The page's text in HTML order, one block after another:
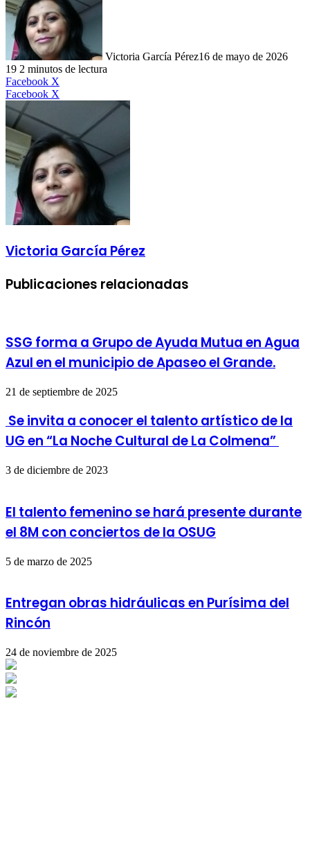
Victoria García Pérez16 de mayo de 2026
19 2 minutos de lectura
Facebook X
Facebook X
electrónico
Victoria García Pérez
Publicaciones relacionadas
SSG forma a Grupo de Ayuda Mutua en Agua
Azul en el municipio de Apaseo el Grande.
21 de septiembre de 2025
Se invita a conocer el talento artístico de la
UG en “La Noche Cultural de La Colmena”
3 de diciembre de 2023
El talento femenino se hará presente durante
el 8M con conciertos de la OSUG
5 de marzo de 2025
Entregan obras hidráulicas en Purísima del
Rincón
24 de noviembre de 2025